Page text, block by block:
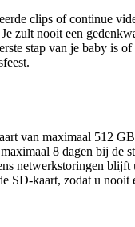
clips of continue
zult nooit een
stap van je baby is of
van maximaal 512
8 dagen bij de
netwerkstoringen blijft
SD-kaart, zodat u nooit